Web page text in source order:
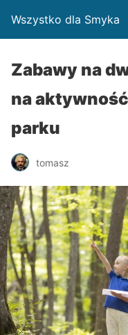
Wszystko dla Smyka
Zabawy na
na
parku
tomasz